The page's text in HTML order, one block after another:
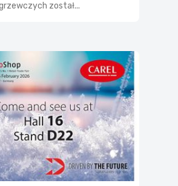
został...